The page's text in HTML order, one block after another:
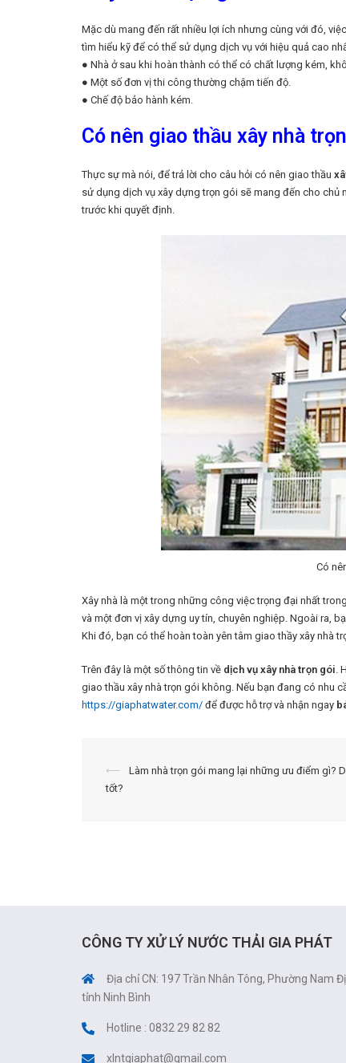
Mặc dù mang đến rất nhiều lợi ích nhưng cùng với đó,
tìm hiểu kỹ để có thể sử dụng dịch vụ với hiệu quả cao
● Nhà ở sau khi hoàn thành có thể có chất lượng kém,
● Một số đơn vị thi công thường chậm tiến độ.
● Chế độ bảo hành kém.
Có nên giao thầu xây nhà
Thực sự mà nói, để trả lời cho câu hỏi có nên giao thầu
sử dụng dịch vụ xây dựng trọn gói sẽ mang đến cho chủ
trước khi quyết định.
Có
Xây nhà là một trong những công việc trọng đại nhất
và một đơn vị xây dựng uy tín, chuyên nghiệp. Ngoài ra,
Khi đó, bạn có thể hoàn toàn yên tâm giao thầy xây nhà
Trên đây là một số thông tin về dịch vụ xây nhà trọn gói .
giao thầu xây nhà trọn gói không. Nếu bạn đang có nhu
https://giaphatwater.com/ để được hỗ trợ và nhận ngay
Điều
hướng
⟵
Làm nhà trọn gói mang lại những ưu điểm gì?
tốt?
CÔNG TY XỬ LÝ NƯỚC THẢI GIA PHÁT
Địa chỉ CN: 197 Trần Nhân Tông, Phường Nam
tỉnh Ninh Bình
Hotline : 0832 29 82 82
xlntgiaphat@gmail.com